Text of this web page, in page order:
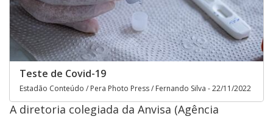
Teste de Covid-19
Estadão Conteúdo / Pera Photo Press / Fernando Silva - 22/11/2022
A diretoria colegiada da Anvisa (Agência